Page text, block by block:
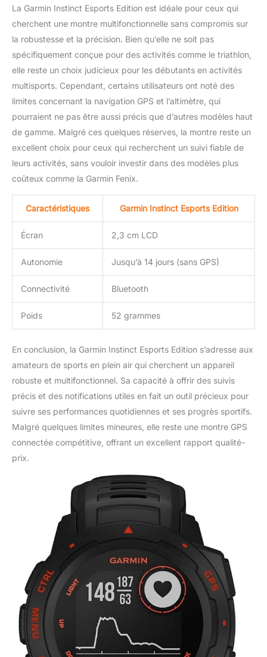
La Garmin Instinct Esports Edition est idéale pour ceux qui
cherchent une montre multifonctionnelle sans compromis sur
la robustesse et la précision. Bien qu’elle ne soit pas
spécifiquement conçue pour des activités comme le triathlon,
elle reste un choix judicieux pour les débutants en activités
multisports. Cependant, certains utilisateurs ont noté des
limites concernant la navigation GPS et l’altimètre, qui
pourraient ne pas être aussi précis que d’autres modèles haut
de gamme. Malgré ces quelques réserves, la montre reste un
excellent choix pour ceux qui recherchent un suivi fiable de
leurs activités, sans vouloir investir dans des modèles plus
coûteux comme la Garmin Fenix.
Caractéristiques Garmin Instinct Esports Edition
Écran 2,3 cm LCD
Autonomie Jusqu’à 14 jours (sans GPS)
Connectivité Bluetooth
Poids 52 grammes
En conclusion, la Garmin Instinct Esports Edition s’adresse aux
amateurs de sports en plein air qui cherchent un appareil
robuste et multifonctionnel. Sa capacité à offrir des suivis
précis et des notifications utiles en fait un outil précieux pour
suivre ses performances quotidiennes et ses progrès sportifs.
Malgré quelques limites mineures, elle reste une montre GPS
connectée compétitive, offrant un excellent rapport qualité-
prix.